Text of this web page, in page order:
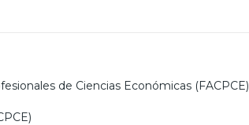
de Ciencias Económicas (FACPCE)